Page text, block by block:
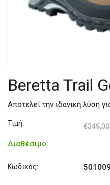
Beretta Trail
Αποτελεί την ιδανική λύση
Τιμή: €349,00
Διαθέσιμο
Κωδικός: 501009